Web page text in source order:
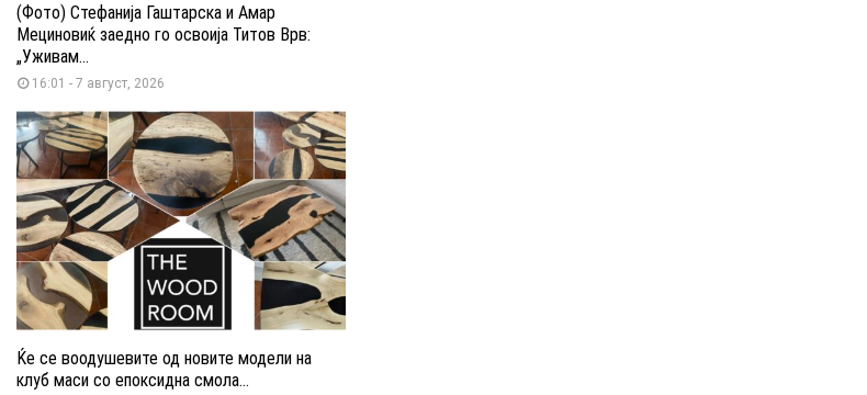
(Фото) Стефанија Гаштарска и Амар
Мециновиќ заедно го освоија Титов Врв:
„Уживам...
16:01 - 7 август, 2026
Ќе се воодушевите од новите модели на
клуб маси со епоксидна смола...